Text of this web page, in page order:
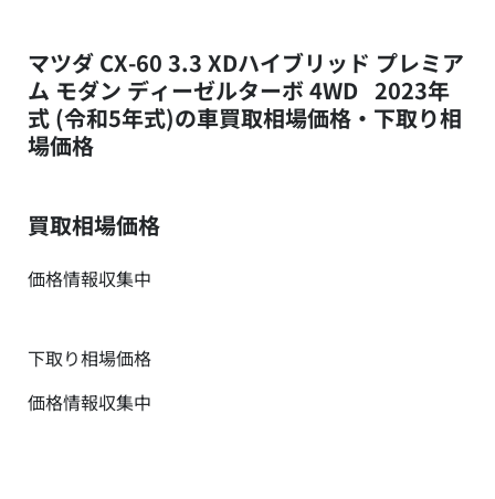
マツダ CX-60 3.3 XDハイブリッド プレミア
ム モダン ディーゼルターボ 4WD 2023年
式 (令和5年式)の車買取相場価格・下取り相
場価格
買取相場価格
価格情報収集中
下取り相場価格
価格情報収集中